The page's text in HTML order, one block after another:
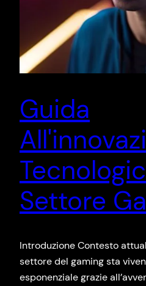
Guida
Settore
Introduzione Contesto
settore del gaming sta
esponenziale grazie